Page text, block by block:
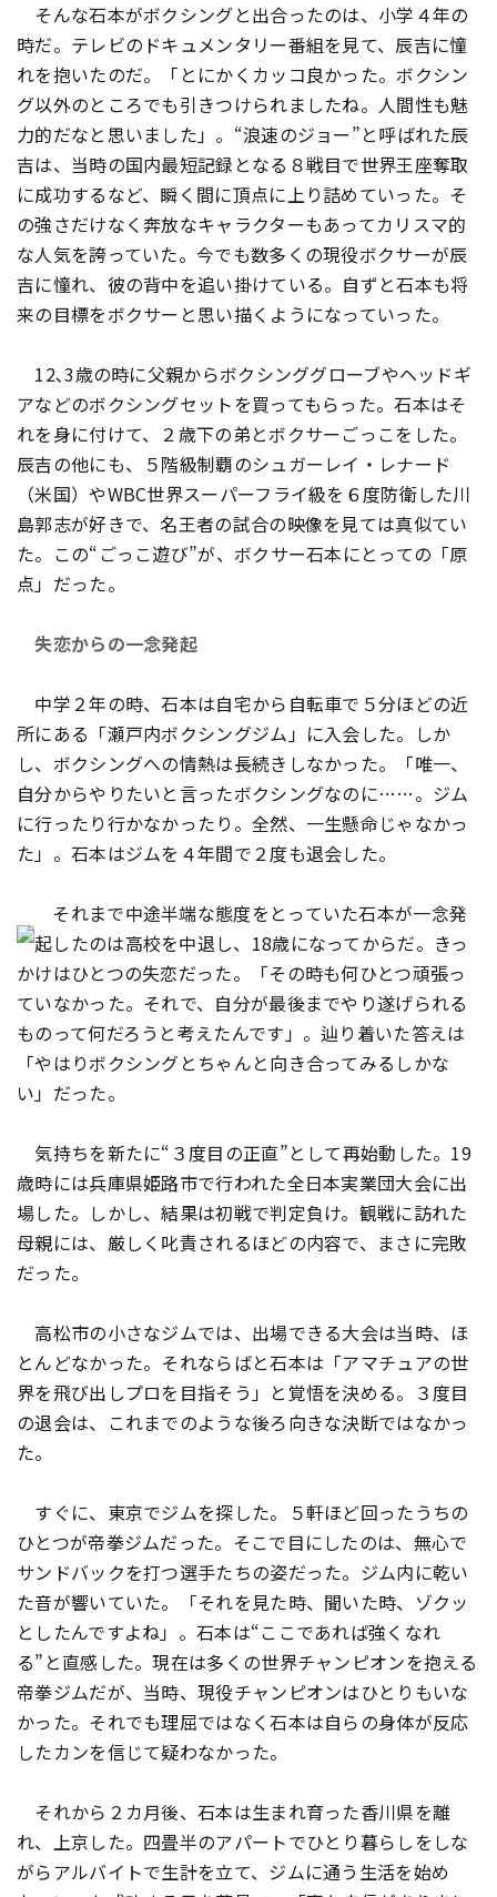
そんな石本がボクシングと出合ったのは、小学４年の
時だ。テレビのドキュメンタリー番組を見て、辰吉に憧
れを抱いたのだ。「とにかくカッコ良かった。ボクシン
グ以外のところでも引きつけられましたね。人間性も魅
力的だなと思いました」。“浪速のジョー”と呼ばれた辰
吉は、当時の国内最短記録となる８戦目で世界王座奪取
に成功するなど、瞬く間に頂点に上り詰めていった。そ
の強さだけなく奔放なキャラクターもあってカリスマ的
な人気を誇っていた。今でも数多くの現役ボクサーが辰
吉に憧れ、彼の背中を追い掛けている。自ずと石本も将
来の目標をボクサーと思い描くようになっていった。
12､3歳の時に父親からボクシンググローブやヘッドギ
アなどのボクシングセットを買ってもらった。石本はそ
れを身に付けて、２歳下の弟とボクサーごっこをした。
辰吉の他にも、５階級制覇のシュガーレイ・レナード
（米国）やWBC世界スーパーフライ級を６度防衛した川
島郭志が好きで、名王者の試合の映像を見ては真似てい
た。この“ごっこ遊び”が、ボクサー石本にとっての「原
点」だった。
失恋からの一念発起
中学２年の時、石本は自宅から自転車で５分ほどの近
所にある「瀬戸内ボクシングジム」に入会した。しか
し、ボクシングへの情熱は長続きしなかった。「唯一、
自分からやりたいと言ったボクシングなのに……。ジム
に行ったり行かなかったり。全然、一生懸命じゃなかっ
た」。石本はジムを４年間で２度も退会した。
それまで中途半端な態度をとっていた石本が一念発
起したのは高校を中退し、18歳になってからだ。きっ
かけはひとつの失恋だった。「その時も何ひとつ頑張っ
ていなかった。それで、自分が最後までやり遂げられる
ものって何だろうと考えたんです」。辿り着いた答えは
「やはりボクシングとちゃんと向き合ってみるしかな
い」だった。
気持ちを新たに“３度目の正直”として再始動した。19
歳時には兵庫県姫路市で行われた全日本実業団大会に出
場した。しかし、結果は初戦で判定負け。観戦に訪れた
母親には、厳しく叱責されるほどの内容で、まさに完敗
だった。
高松市の小さなジムでは、出場できる大会は当時、ほ
とんどなかった。それならばと石本は「アマチュアの世
界を飛び出しプロを目指そう」と覚悟を決める。３度目
の退会は、これまでのような後ろ向きな決断ではなかっ
た。
すぐに、東京でジムを探した。５軒ほど回ったうちの
ひとつが帝拳ジムだった。そこで目にしたのは、無心で
サンドバックを打つ選手たちの姿だった。ジム内に乾い
た音が響いていた。「それを見た時、聞いた時、ゾクッ
としたんですよね」。石本は“ここであれば強くなれ
る”と直感した。現在は多くの世界チャンピオンを抱える
帝拳ジムだが、当時、現役チャンピオンはひとりもいな
かった。それでも理屈ではなく石本は自らの身体が反応
したカンを信じて疑わなかった。
それから２カ月後、石本は生まれ育った香川県を離
れ、上京した。四畳半のアパートでひとり暮らしをしな
がらアルバイトで生計を立て、ジムに通う生活を始め